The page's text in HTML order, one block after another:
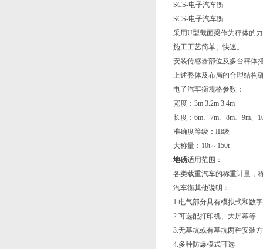
SCS-电子汽车衡
​SCS-电子汽车衡
采用U型截面梁作为秤体的
施工工艺简单、快速。
安装传感器部位及多台秤体
上述整体及布局的合理结构
电子汽车衡规格参数：
宽度： 3m 3.2m 3.4m
长度： 6m、 7m、 8m、 9m、
准确度等级： III级
大称量： 10t～ 150t
地磅适用范围：
各类载重汽车的称重计量，
汽车衡其他说明：
1.电气部分具有模拟式和数
2.可选配打印机、大屏幕等
3.无基坑或有基坑两种安装
4.多种防爆模式可选